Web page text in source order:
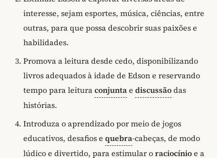
interesse, sejam esportes, música, ciências, entre
outras, para que possa descobrir suas paixões e
habilidades.
Promova a leitura desde cedo, disponibilizando
livros adequados à idade de Edson e reservando
tempo para leituraconjuntae discussãodas
histórias.
Introduza o aprendizado por meio de jogos
educativos, desafios e quebra-cabeças, de modo
lúdico e divertido, para estimular oraciocínioe a